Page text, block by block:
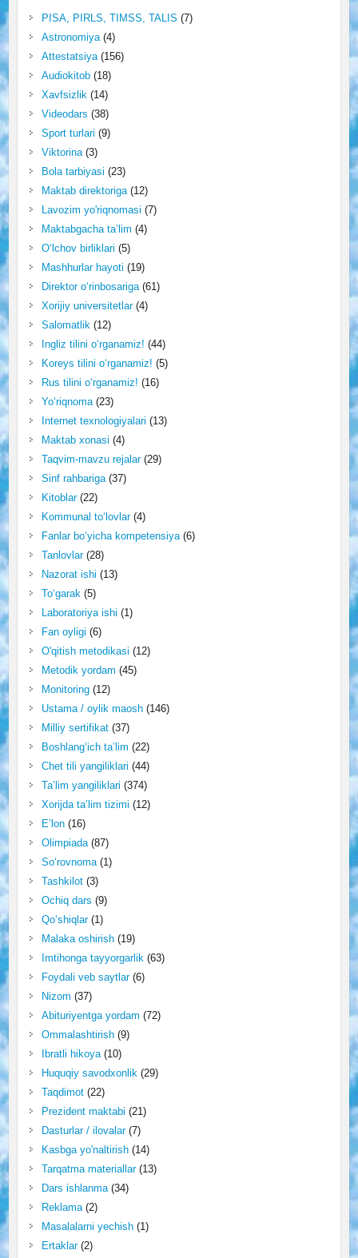
PISA, PIRLS, TIMSS, TALIS (7)
Astronomiya(4)
Attestatsiya(156)
Audiokitob(18)
Xavfsizlik(14)
Videodars (38)
Sport turlari (9)
Viktorina(3)
Bola tarbiyasi (23)
Maktab direktoriga(12)
Lavozim yo'riqnomasi (7)
Maktabgacha ta’lim (4)
O‘lchov birliklari (5)
Mashhurlar hayoti (19)
Direktor o‘rinbosariga(61)
Xorijiy universitetlar(4)
Salomatlik(12)
Ingliz tilini o‘rganamiz! (44)
Koreys tilini o‘rganamiz! (5)
Rus tilini o‘rganamiz! (16)
Yo‘riqnoma(23)
Internet texnologiyalari (13)
Maktab xonasi (4)
Taqvim-mavzu rejalar(29)
Sinf rahbariga(37)
Kitoblar(22)
Kommunal to‘lovlar(4)
Fanlar bo‘yicha kompetensiya(6)
Tanlovlar(28)
Nazorat ishi (13)
To‘garak(5)
Laboratoriya ishi (1)
Fan oyligi (6)
O'qitish metodikasi (12)
Metodik yordam (45)
Monitoring(12)
Ustama / oylik maosh(146)
Milliy sertifikat(37)
Boshlang‘ich ta’lim (22)
Chet tili yangiliklari (44)
Ta’lim yangiliklari (374)
Xorijda ta’lim tizimi (12)
E’lon(16)
Olimpiada(87)
So‘rovnoma(1)
Tashkilot(3)
Ochiq dars (9)
Qo‘shiqlar(1)
Malaka oshirish(19)
Imtihonga tayyorgarlik(63)
Foydali veb saytlar(6)
Nizom (37)
Abituriyentga yordam (72)
Ommalashtirish(9)
Ibratli hikoya(10)
Huquqiy savodxonlik(29)
Taqdimot(22)
Prezident maktabi (21)
Dasturlar / ilovalar(7)
Kasbga yo'naltirish(14)
Tarqatma materiallar(13)
Dars ishlanma(34)
Reklama(2)
Masalalarni yechish(1)
Ertaklar(2)